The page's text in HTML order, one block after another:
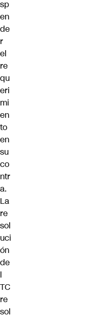
sp
en
de
r
el
re
qu
eri
mi
en
to
en
su
co
ntr
a.
La
re
sol
uci
ón
de
l
TC
re
sol